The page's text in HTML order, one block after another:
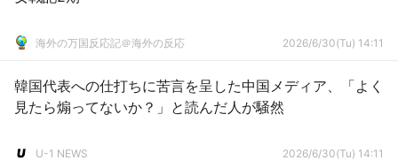
海外の万国反応記＠海外の反応 2026/6/30(Tu) 14:11
韓国代表への仕打ちに苦言を呈した中国メディア、「よく
見たら煽ってないか？」と読んだ人が騒然
U-1 NEWS 2026/6/30(Tu) 14:11